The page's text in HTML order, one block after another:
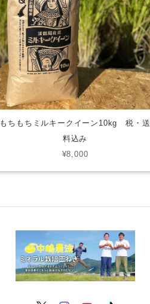
もちもちミルキークイーン10kg 税・送
料込み
¥8,000